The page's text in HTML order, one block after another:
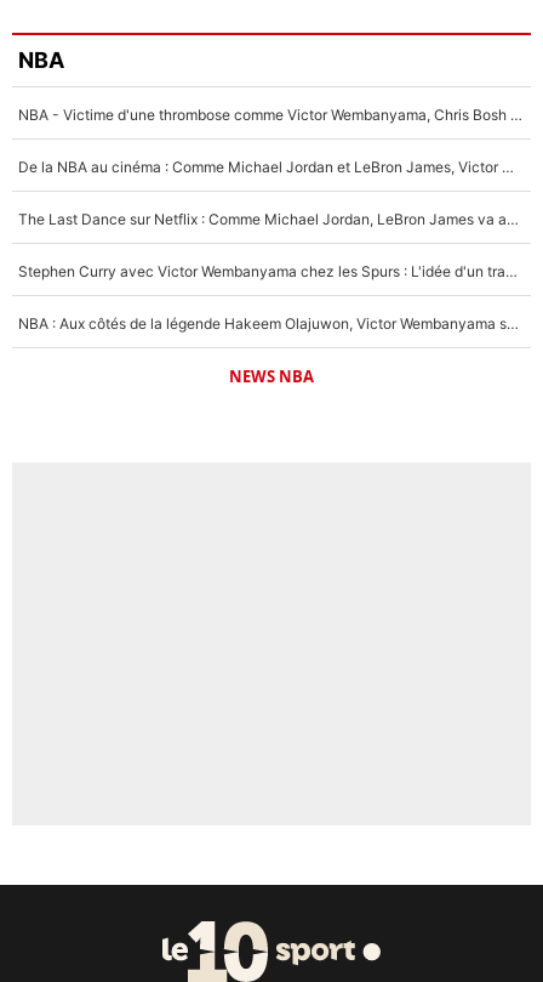
NBA
NBA - Victime d'une thrombose comme Victor Wembanyama, Chris Bosh prévient le Français des risques sur sa santé : «J’ai failli mourir sur le coup et j’ai été ramené à la vie»
De la NBA au cinéma : Comme Michael Jordan et LeBron James, Victor Wembanyama rêve d'une carrière d'acteur !
The Last Dance sur Netflix : Comme Michael Jordan, LeBron James va avoir le droit à sa série !
Stephen Curry avec Victor Wembanyama chez les Spurs : L'idée d'un trade historique est lancée en NBA !
NBA : Aux côtés de la légende Hakeem Olajuwon, Victor Wembanyama se mue en mentor pour la nouvelle génération : «Tu dois leur imposer ce standard»
NEWS NBA